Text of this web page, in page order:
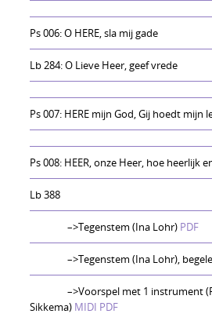
Ps 006: O HERE, sla mij gade
Lb 284: O Lieve Heer, geef vrede
Ps 007: HERE mijn God, Gij hoedt mijn
Ps 008: HEER, onze Heer, hoe heerlijk
Lb 388
–>Tegenstem (Ina Lohr) PDF
–>Tegenstem (Ina Lohr),
–>Voorspel met 1 instrument
Sikkema) MIDI PDF